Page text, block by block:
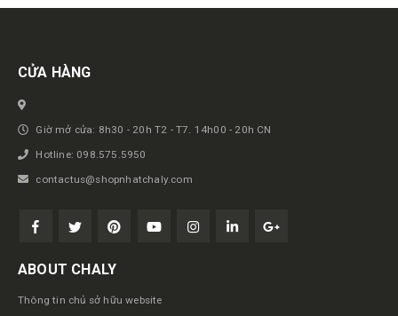
Get in touch
CỬA HÀNG
Giờ mở cửa: 8h30 - 20h T2 - T7. 14h00 - 20h CN
Hotline: 098.575.5950
contactus@shopnhatchaly.com
ABOUT CHALY
Thông tin chủ sở hữu website